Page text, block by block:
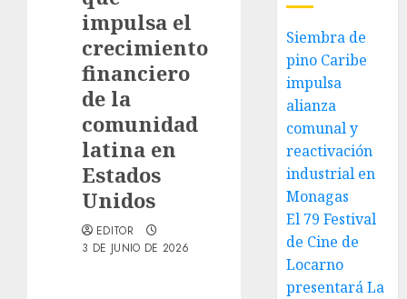
impulsa el
crecimiento
financiero
de la
comunidad
latina en
Estados
Unidos
EDITOR
3 DE JUNIO DE 2026
Siembra de
pino Caribe
impulsa
alianza
comunal y
reactivación
industrial en
Monagas
El 79 Festival
de Cine de
Locarno
presentará La